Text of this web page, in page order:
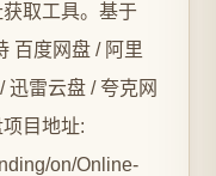
取工具。基于
百度网盘 / 阿里
迅雷云盘 / 夸克网
目地址:
on/Online-